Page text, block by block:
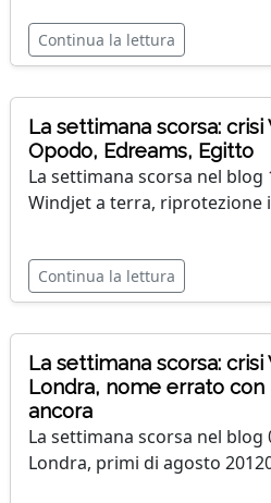
Continua la lettura
La settimana scorsa: crisi
Opodo, Edreams, Egitto
La settimana scorsa nel blog
Windjet a terra, riprotezione
Continua la lettura
La settimana scorsa:
Londra, nome errato con
ancora
La settimana scorsa nel blog
Londra, primi di agosto